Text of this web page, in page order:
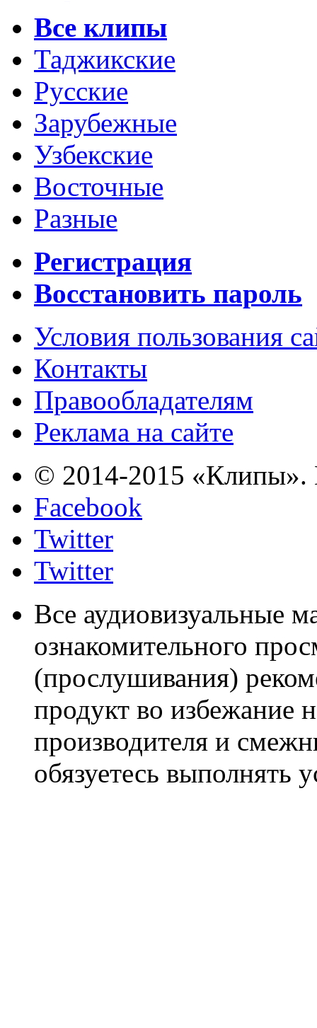
Все клипы
Таджикские
Русские
Зарубежные
Узбекские
Восточные
Разные
Регистрация
Восстановить пароль
Условия пользования
Контакты
Правообладателям
Реклама на сайте
© 2014-2015 «Клипы».
Facebook
Twitter
Twitter
Все аудиовизуальные
ознакомительного
(прослушивания)
продукт во избежание
производителя и
обязуетесь выполнять